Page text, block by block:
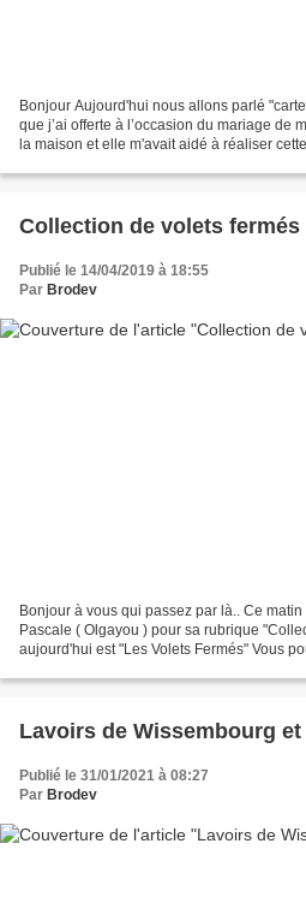
Bonjour Aujourd'hui nous allons parlé
que j’ai offerte à l’occasion du mariage de
la maison et elle m'avait aidé à réaliser
Collection de volets fermés
Publié le 14/04/2019 à 18:55
Par Brodev
Bonjour à vous qui passez par là.. Ce
Pascale ( Olgayou ) pour sa rubrique
aujourd'hui est "Les Volets Fermés" Vous
Lavoirs de Wissembourg
Publié le 31/01/2021 à 08:27
Par Brodev